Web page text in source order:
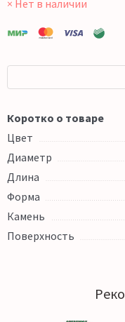
× Нет в наличии
Коротко о товаре
Цвет
Диаметр
Длина
Форма
Камень
Поверхность